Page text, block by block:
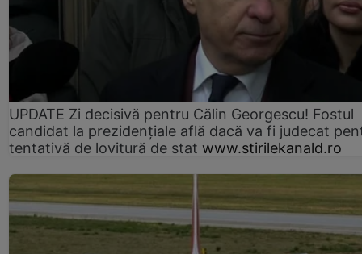
UPDATE Zi decisivă pentru Călin Georgescu! Fostul
candidat la prezidențiale află dacă va fi judecat
tentativă de lovitură de stat www.stirilekanald.ro